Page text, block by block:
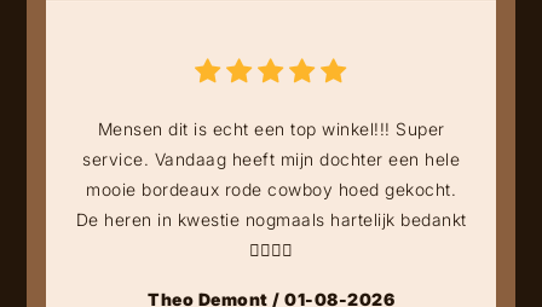
Mensen dit is echt een top winkel!!! Super
service. Vandaag heeft mijn dochter een hele
mooie bordeaux rode cowboy hoed gekocht.
De heren in kwestie nogmaals hartelijk bedankt
👍🏻👍🏻
Theo Demont / 01-08-2026